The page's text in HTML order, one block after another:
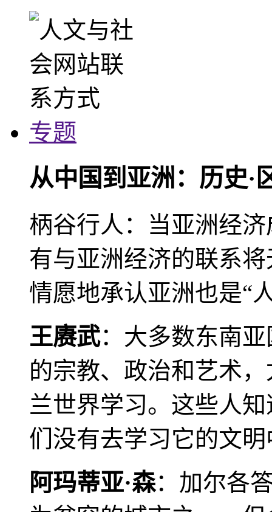
专题
从中国到亚洲：历史·
柄谷行人：当亚洲经
有与亚洲经济的联系
情愿地承认亚洲也是“
王赓武：大多数东南
的宗教、政治和艺术
兰世界学习。这些人
们没有去学习它的文
阿玛蒂亚·森：加尔各